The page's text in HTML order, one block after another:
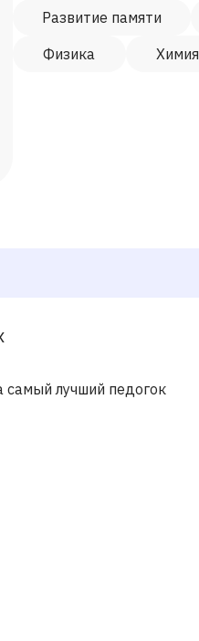
Развитие памяти
Физика
Химия
самый лучший педогок